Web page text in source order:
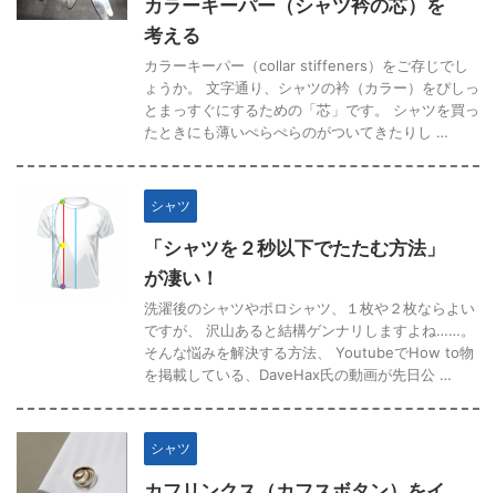
カラーキーパー（シャツ衿の芯）を
考える
カラーキーパー（collar stiffeners）をご存じでし
ょうか。 文字通り、シャツの衿（カラー）をぴしっ
とまっすぐにするための「芯」です。 シャツを買っ
たときにも薄いぺらぺらのがついてきたりし …
シャツ
「シャツを２秒以下でたたむ方法」
が凄い！
洗濯後のシャツやポロシャツ、１枚や２枚ならよい
ですが、 沢山あると結構ゲンナリしますよね……。
そんな悩みを解決する方法、 YoutubeでHow to物
を掲載している、DaveHax氏の動画が先日公 …
シャツ